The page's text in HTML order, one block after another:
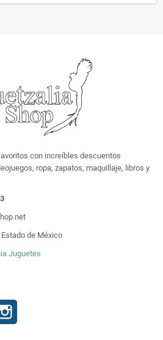
con increíbles descuentos
ropa, zapatos, maquillaje, libros y
de México
Juguetes